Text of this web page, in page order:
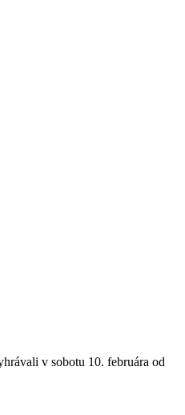
v sobotu 10. februára od